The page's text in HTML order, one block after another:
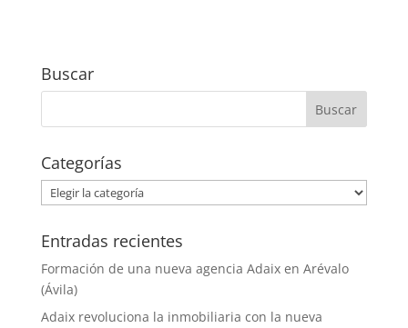
Buscar
Categorías
Categorías
Entradas recientes
Formación de una nueva agencia Adaix en Arévalo
(Ávila)
Adaix revoluciona la inmobiliaria con la nueva